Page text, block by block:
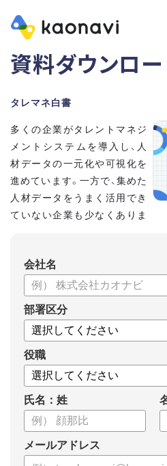
資料ダウンロー
タレマネ白書
多くの企業がタレントマネジ
メントシステムを導入し、人
材データの一元化や可視化を
進めています。一方で、集めた
人材データをうまく活用でき
ていない企業も少なくありま
こうした実情をふまえ、システ
況や成果を明らかにすべく調査い
【資料の内容】
・タレントマネジメント推進の事
・タレントマネジメントシステム
・人事担当者以外でのカオナビ利用
これからのタレントマネジメン
して、ぜひお役立てください。
会社名
部署区分
役職
氏名：姓
メールアドレス